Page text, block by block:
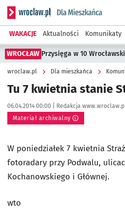
Serwis informacyjny wroclaw.pl
WAKACJE Aktualności Komunikaty
WROCŁAW Przysięga w 10
wroclaw.pl Dla mieszkańca
Tu 7 kwietnia stanie
Data publikacji:
06.04.2014 00:00 | Autor:
Redakcja
Materiał archiwalny
W poniedziałek 7 kwietnia
fotoradary przy Podwalu,
Kochanowskiego i Głównej.
wto